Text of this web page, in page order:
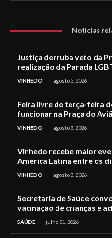
Notícias
Justiça derruba veto da
realização da Parada
VINHEDO agosto 5, 2026
Feira livre de terça-feira
funcionar na Praça do
VINHEDO agosto 5, 2026
Vinhedo recebe maior
América Latina entre os
VINHEDO agosto 3, 2026
Secretaria de Saúde
vacinação de crianças e
SAÚDE julho 31, 2026